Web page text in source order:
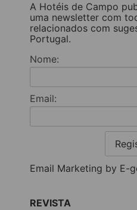
A Hotéis de Campo
uma newsletter com
relacionados com
Portugal.
Nome:
Email:
Email Marketing by E-
REVISTA